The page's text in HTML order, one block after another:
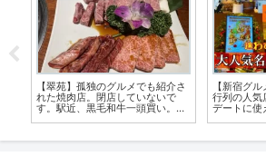
【翠苑】孤独のグルメでも紹介さ
れた焼肉店。閉店していないで
す。駅近、黒毛和牛一頭買い。個
【新宿グ
行列の人気
デートに使